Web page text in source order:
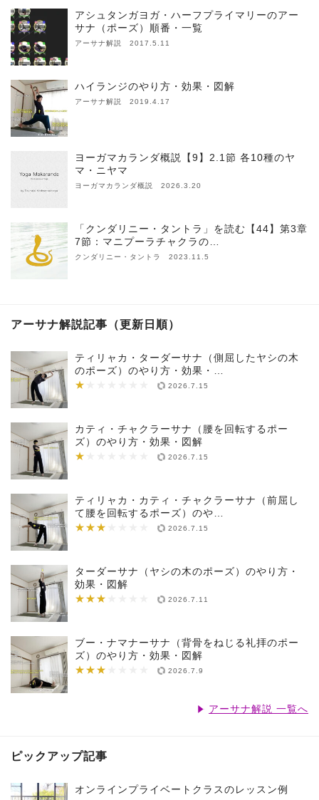
アシュタンガヨガ・ハーフプライマリーのアー
サナ（ポーズ）順番・一覧
アーサナ解説 2017.5.11
ハイランジのやり方・効果・図解
アーサナ解説 2019.4.17
ヨーガマカランダ概説【9】2.1節 各10種のヤ
マ・ニヤマ
ヨーガマカランダ概説 2026.3.20
「クンダリニー・タントラ」を読む【44】第3章
7節：マニプーラチャクラの…
クンダリニー・タントラ 2023.11.5
アーサナ解説記事（更新日順）
ティリャカ・ターダーサナ（側屈したヤシの木
のポーズ）のやり方・効果・…
★
★★★★★★★ 2026.7.15
カティ・チャクラーサナ（腰を回転するポー
ズ）のやり方・効果・図解
★
★★★★★★★ 2026.7.15
ティリャカ・カティ・チャクラーサナ（前屈し
て腰を回転するポーズ）のや…
★★★
★★★★★★★ 2026.7.15
ターダーサナ（ヤシの木のポーズ）のやり方・
効果・図解
★★★
★★★★★★★ 2026.7.11
ブー・ナマナーサナ（背骨をねじる礼拝のポー
ズ）のやり方・効果・図解
★★★
★★★★★★★ 2026.7.9
アーサナ解説 一覧へ
ピックアップ記事
オンラインプライベートクラスのレッスン例